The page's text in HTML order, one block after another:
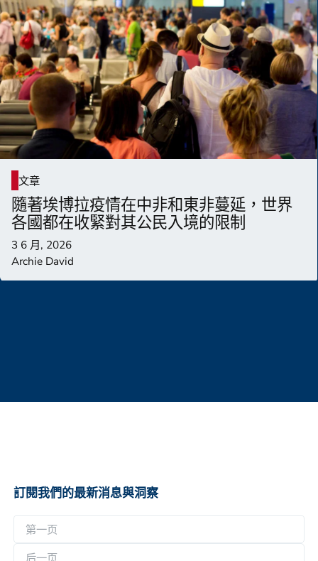
文章
隨著埃博拉疫情在中非和東非蔓延，世界
各國都在收緊對其公民入境的限制
3 6 月, 2026
Archie David
訂閱我們的最新消息與洞察
称